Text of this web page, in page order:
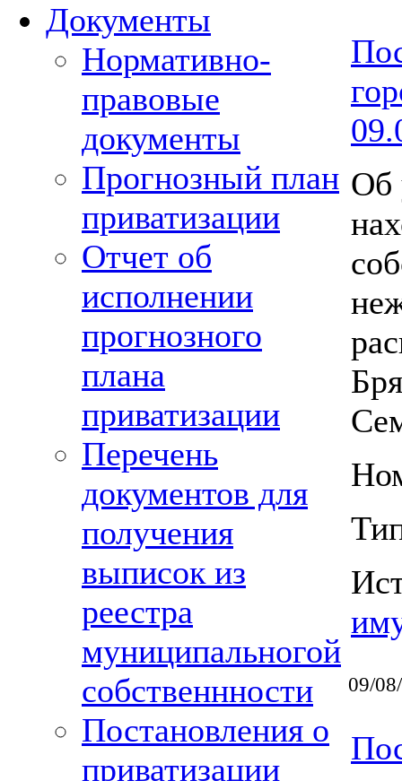
Документы
Нормативно-
правовые
документы
Прогнозный план
приватизации
Отчет об
исполнении
прогнозного
плана
приватизации
Перечень
документов для
получения
выписок из
реестра
муниципальногой
собственнности
Постановления о
приватизации
Об
09/